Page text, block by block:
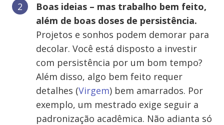
Boas ideias – mas trabalho bem feito,
além de boas doses de persistência.
Projetos e sonhos podem demorar para
decolar. Você está disposto a investir
com persistência por um bom tempo?
Além disso, algo bem feito requer
detalhes (Virgem) bem amarrados. Por
exemplo, um mestrado exige seguir a
padronização acadêmica. Não adianta só